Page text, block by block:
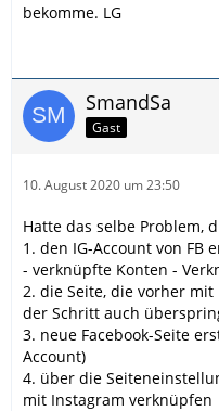
bekomme. LG
SmandSa
Gast
10. August 2020 um 23:50
Hatte das selbe Problem,
1. den IG-Account von FB
- verknüpfte Konten -
2. die Seite, die vorher
der Schritt auch
3. neue Facebook-Seite
Account)
4. über die
mit Instagram verknüpfen